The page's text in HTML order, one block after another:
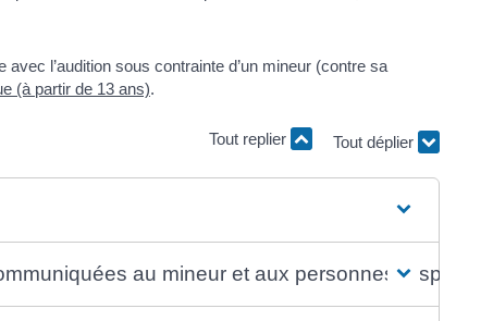
l’audition sous contrainte d’un mineur (contre sa
(à partir de 13 ans).
Tout replier Tout déplier
au mineur et aux personnes